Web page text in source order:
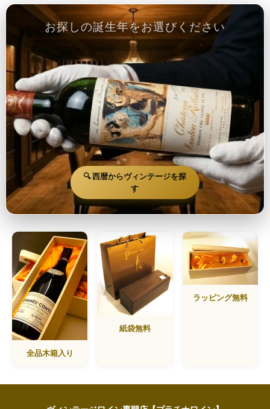
お探しの誕生年をお選びください
🔍 西暦からヴィンテージを探
す
全品木箱入り
紙袋無料
ラッピング無料